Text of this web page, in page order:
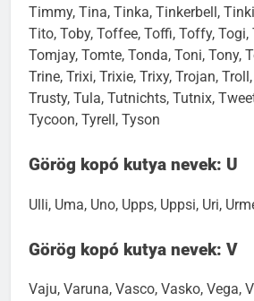
Timmy, Tina, Tinka, Tinkerbell,
Tito, Toby, Toffee, Toffi, Toffy, Togi,
Tomjay, Tomte, Tonda, Toni, Tony,
Trine, Trixi, Trixie, Trixy, Trojan,
Trusty, Tula, Tutnichts, Tutnix,
Tycoon, Tyrell, Tyson
Görög kopó kutya nevek: U
Ulli, Uma, Uno, Upps, Uppsi, Uri,
Görög kopó kutya nevek: V
Vaju, Varuna, Vasco, Vasko, Vega,